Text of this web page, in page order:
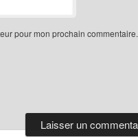
pour mon prochain commentaire.